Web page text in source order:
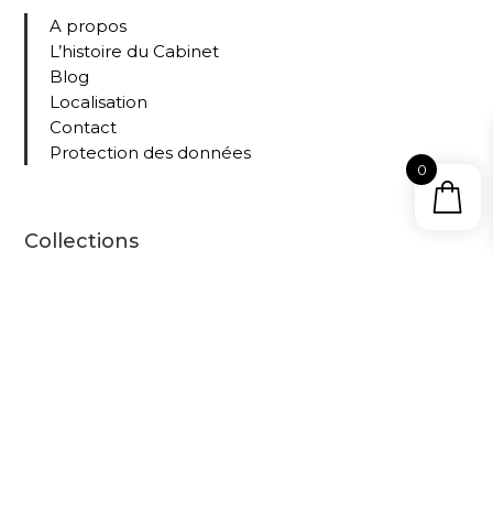
A propos
L’histoire du Cabinet
Blog
Localisation
Contact
Protection des données
Collections
0